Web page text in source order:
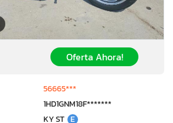
Oferta Ahora!
56665***
1HD1GNM18F*******
KY ST E